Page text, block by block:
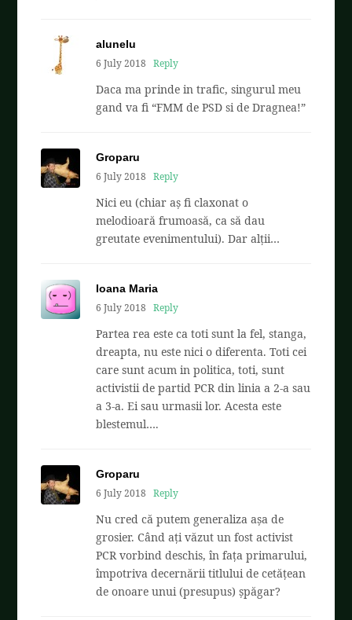
alunelu
6 July 2018
Reply
Daca ma prinde in trafic, singurul meu
gand va fi “FMM de PSD si de Dragnea!”
Groparu
6 July 2018
Reply
Nici eu (chiar aș fi claxonat o
melodioară frumoasă, ca să dau
greutate evenimentului). Dar alții…
Ioana Maria
6 July 2018
Reply
Partea rea este ca toti sunt la fel, stanga,
dreapta, nu este nici o diferenta. Toti cei
care sunt acum in politica, toti, sunt
activistii de partid PCR din linia a 2-a sau
a 3-a. Ei sau urmasii lor. Acesta este
blestemul….
Groparu
6 July 2018
Reply
Nu cred că putem generaliza așa de
grosier. Când ați văzut un fost activist
PCR vorbind deschis, în fața primarului,
împotriva decernării titlului de cetățean
de onoare unui (presupus) șpăgar?